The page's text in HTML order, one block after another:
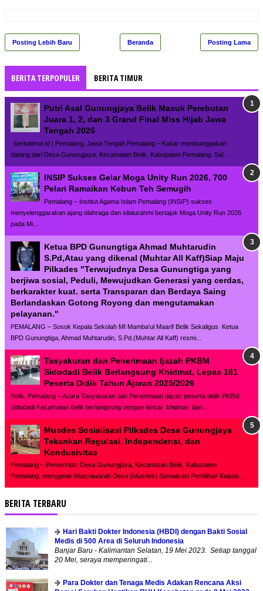
Posting Lebih Baru Posting Lama
Beranda
BERITA TERPOPULER BERITA TIMUR
Putri Asal Gunungjaya Belik Masuk Perebutan
Juara 1, 2, dan 3 Grand Final Miss Hijab Jawa
Tengah 2026
beritatimur.id | Pemalang, Jawa Tengah Pemalang – Kabar membanggakan
datang dari Desa Gunungjaya, Kecamatan Belik, Kabupaten Pemalang. Sal...
INSIP Sukses Gelar Moga Unity Run 2026, 700
Pelari Ramaikan Kebun Teh Semugih
Pemalang – Institut Agama Islam Pemalang (INSIP) sukses
menyelenggarakan ajang olahraga dan silaturahmi bertajuk Moga Unity Run 2026
pada Mi...
Ketua BPD Gunungtiga Ahmad Muhtarudin
S.Pd,Atau yang dikenal (Muhtar All Kaff)Siap Maju
Pilkades "Terwujudnya Desa Gunungtiga yang
berjiwa sosial, Peduli, Mewujudkan Generasi yang cerdas,
berkarakter kuat. serta Transparan dan Berdaya Saing
Berlandaskan Gotong Royong dan mengutamakan
pelayanan."
PEMALANG – Sosok Kepala Sekolah MI Mamba'ul Maarif Belik Sekaligus Ketua
BPD Gunungtiga, Ahmad Muhtarudin, S.Pd.(Muhtar All Kaff) resmi...
Tasyakuran dan Penerimaan Ijazah PKBM
Sidodadi Belik Berlangsung Khidmat, Lepas 161
Peserta Didik Tahun Ajaran 2025/2026
Belik, Pemalang – Acara Tasyakuran dan Penerimaan Ijazah peserta didik PKBM
Sidodadi Kecamatan Belik berlangsung dengan lancar, khidmat, dan...
Musdes Sosialisasi Pilkades Desa Gunungjaya
Tekankan Regulasi, Independensi, dan
Kondusivitas
Pemalang – Pemerintah Desa Gunungjaya, Kecamatan Belik, Kabupaten
Pemalang, menggelar Musyawarah Desa (Musdes) Sosialisasi Pemilihan Kepala ...
BERITA TERBARU
Hari Bakti Dokter Indonesia (HBDI) dengan Bakti Sosial
Medis di 500 Area di Seluruh Indonesia
Banjar Baru - Kalimantan Selatan, 19 Mei 2023. Setiap tanggal
20 Mei, seraya memperingati...
Para Dokter dan Tenaga Medis Adakan Rencana Aksi